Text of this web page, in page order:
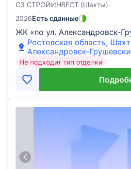
СЗ СТРОЙИНВЕСТ (Шахты)
ЖК «по ул. Александровск-
2026Есть сданные
Ростовская область,
Александровск-
Не подходит тип отделки